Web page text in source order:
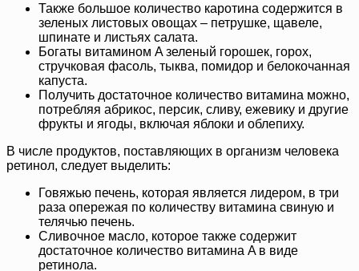
Также большое количество каротина содержится в
зеленых листовых овощах – петрушке, щавеле,
шпинате и листьях салата.
Богаты витамином A зеленый горошек, горох,
стручковая фасоль, тыква, помидор и белокочанная
капуста.
Получить достаточное количество витамина можно,
потребляя абрикос, персик, сливу, ежевику и другие
фрукты и ягоды, включая яблоки и облепиху.
В числе продуктов, поставляющих в организм человека
ретинол, следует выделить:
Говяжью печень, которая является лидером, в три
раза опережая по количеству витамина свиную и
телячью печень.
Сливочное масло, которое также содержит
достаточное количество витамина A в виде
ретинола.